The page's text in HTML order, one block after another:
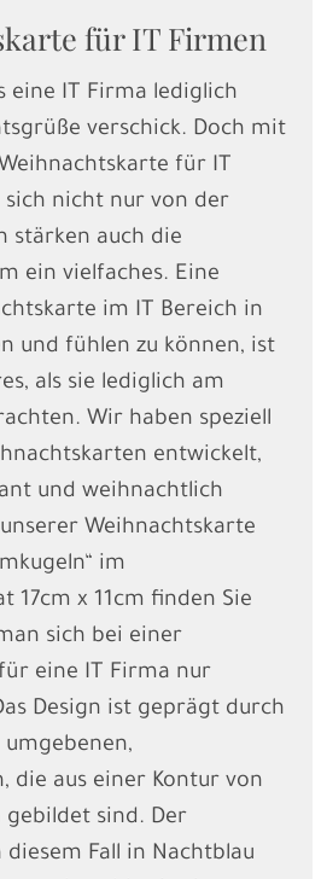
für IT Firmen
eine IT Firma lediglich
verschick. Doch mit
für IT
sich nicht nur von der
stärken auch die
ein vielfaches. Eine
im IT Bereich in
und fühlen zu können, ist
als sie lediglich am
Wir haben speziell
entwickelt,
und weihnachtlich
Weihnachtskarte
im
17cm x 11cm finden Sie
sich bei einer
eine IT Firma nur
Design ist geprägt durch
die aus einer Kontur von
gebildet sind. Der
Fall in Nachtblau